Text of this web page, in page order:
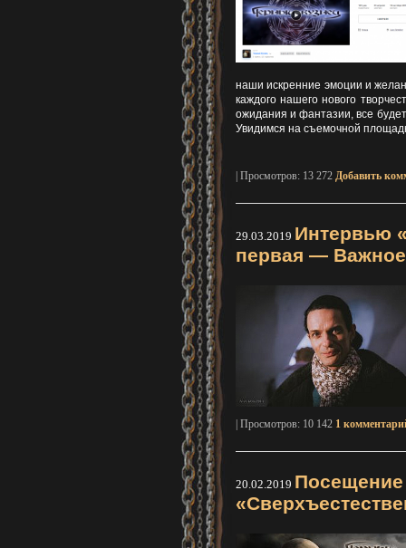
наши искренние эмоции и
каждого нашего нового
ожидания и фантазии, все
Увидимся на съемочной
| Просмотров: 13 272 Добавить
29.03.2019 Интервью
первая —
| Просмотров: 10 142 1
20.02.2019 Посещение